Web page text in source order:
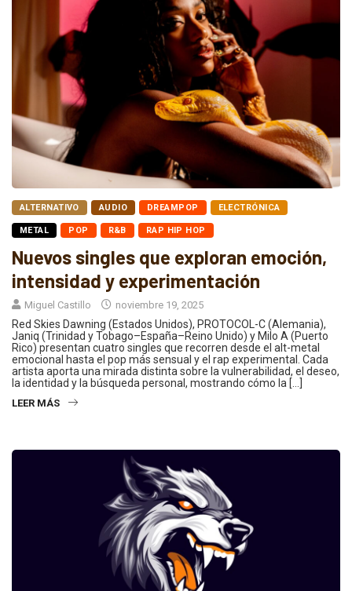
ALTERNATIVO AUDIO DREAMPOP ELECTRÓNICA
METAL POP R&B RAP HIP HOP
Nuevos singles que exploran emoción,
intensidad y experimentación
Miguel Castillo noviembre 19, 2025
Red Skies Dawning (Estados Unidos), PROTOCOL-C (Alemania),
Janiq (Trinidad y Tobago–España–Reino Unido) y Milo A (Puerto
Rico) presentan cuatro singles que recorren desde el alt-metal
emocional hasta el pop más sensual y el rap experimental. Cada
artista aporta una mirada distinta sobre la vulnerabilidad, el deseo,
la identidad y la búsqueda personal, mostrando cómo la […]
LEER MÁS